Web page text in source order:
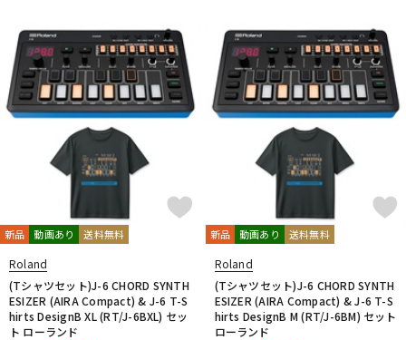
新品 動画あり 送料無料
Roland
(Tシャツセット)J-6 CHORD SYNTH
ESIZER (AIRA Compact) & J-6 T-S
hirts DesignB XL (RT/J-6BXL) セッ
ト ローランド
新品 動画あり 送料無料
Roland
(Tシャツセット)J-6 CHORD SYNTH
ESIZER (AIRA Compact) & J-6 T-S
hirts DesignB M (RT/J-6BM) セット
ローランド